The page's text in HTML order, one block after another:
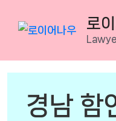
로
경남 함